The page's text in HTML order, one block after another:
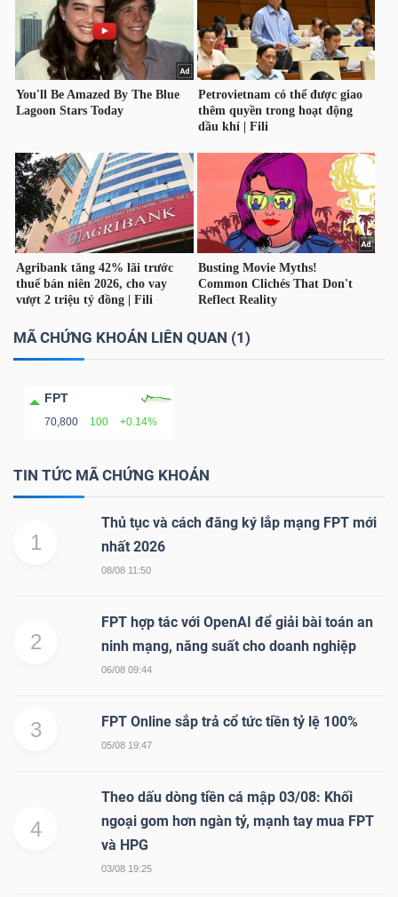
MÃ CHỨNG KHOÁN LIÊN QUAN (1)
FPT
70,800 100 +0.14%
TIN TỨC MÃ CHỨNG KHOÁN
1
Thủ tục và cách đăng ký lắp mạng FPT mới
nhất 2026
08/08 11:50
2
FPT hợp tác với OpenAI để giải bài toán an
ninh mạng, năng suất cho doanh nghiệp
06/08 09:44
3 FPT Online sắp trả cổ tức tiền tỷ lệ 100%
05/08 19:47
4
Theo dấu dòng tiền cá mập 03/08: Khối
ngoại gom hơn ngàn tỷ, mạnh tay mua FPT
và HPG
03/08 19:25
TRUY
XUẤT
DỮ
LIỆU
Ngành
(-)
VS-
SECTOR
LƯỢNG
VẬT
DÙNG